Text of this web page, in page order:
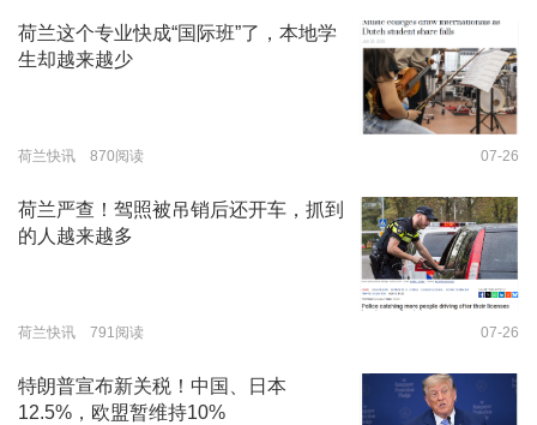
荷兰这个专业快成“国际班”了，本地学
生却越来越少
荷兰快讯 870阅读 07-26
荷兰严查！驾照被吊销后还开车，抓到
的人越来越多
荷兰快讯 791阅读 07-26
特朗普宣布新关税！中国、日本
12.5%，欧盟暂维持10%